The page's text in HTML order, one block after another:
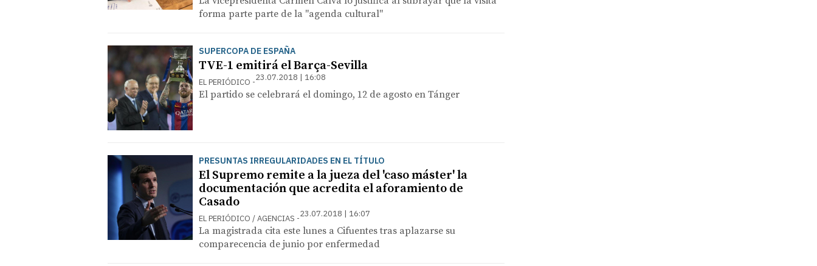
forma parte parte de la "agenda cultural"
SUPERCOPA DE ESPAÑA
TVE-1 emitirá el Barça-Sevilla
EL PERIÓDICO 23.07.2018 | 16:08
El partido se celebrará el domingo, 12 de agosto en Tánger
PRESUNTAS IRREGULARIDADES EN EL TÍTULO
El Supremo remite a la jueza del 'caso máster' la
documentación que acredita el aforamiento de
Casado
EL PERIÓDICO / AGENCIAS 23.07.2018 | 16:07
La magistrada cita este lunes a Cifuentes tras aplazarse su
comparecencia de junio por enfermedad